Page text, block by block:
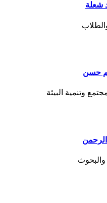
شعلة
حسن
وتنمية البيئة
والبحوث